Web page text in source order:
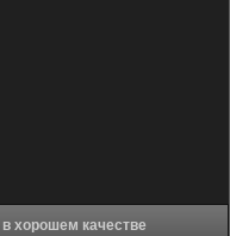
Аниме Пожиратель душ (2008) в хорошем качестве